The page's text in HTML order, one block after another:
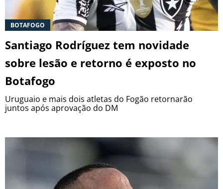
BOTAFOGO
Santiago Rodríguez tem novidade
sobre lesão e retorno é exposto no
Botafogo
Uruguaio e mais dois atletas do Fogão retornarão
juntos após aprovação do DM